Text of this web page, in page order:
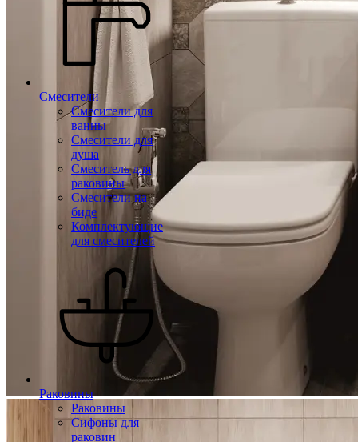
Смесители
Смесители для
ванны
Смесители для
душа
Смеситель для
раковины
Смесители на
биде
Комплектующие
для смесителей
Раковины
Раковины
Сифоны для
раковин